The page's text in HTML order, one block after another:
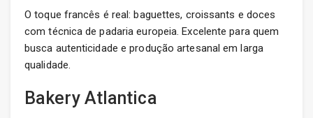
O toque francês é real: baguettes, croissants e doces
com técnica de padaria europeia. Excelente para quem
busca autenticidade e produção artesanal em larga
qualidade.
Bakery Atlantica